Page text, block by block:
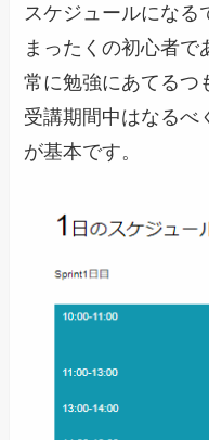
スケジュールになる
まったくの初心者で
常に勉強にあてるつ
受講期間中はなるべ
が基本です。